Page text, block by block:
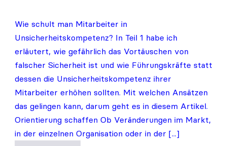
Wie schult man Mitarbeiter in
Unsicherheitskompetenz? In Teil 1 habe ich
erläutert, wie gefährlich das Vortäuschen von
falscher Sicherheit ist und wie Führungskräfte statt
dessen die Unsicherheitskompetenz ihrer
Mitarbeiter erhöhen sollten. Mit welchen Ansätzen
das gelingen kann, darum geht es in diesem Artikel.
Orientierung schaffen Ob Veränderungen im Markt,
in der einzelnen Organisation oder in der [...]